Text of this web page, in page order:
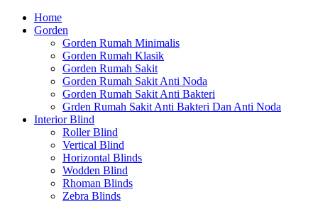
Home
Gorden
Gorden Rumah Minimalis
Gorden Rumah Klasik
Gorden Rumah Sakit
Gorden Rumah Sakit Anti Noda
Gorden Rumah Sakit Anti Bakteri
Grden Rumah Sakit Anti Bakteri Dan Anti Noda
Interior Blind
Roller Blind
Vertical Blind
Horizontal Blinds
Wodden Blind
Rhoman Blinds
Zebra Blinds